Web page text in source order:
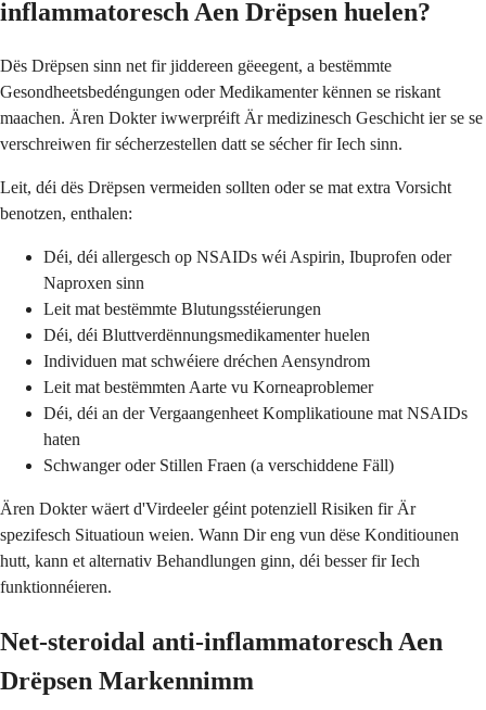
inflammatoresch Aen Drëpsen huelen?
Dës Drëpsen sinn net fir jiddereen gëeegent, a bestëmmte
Gesondheetsbedéngungen oder Medikamenter kënnen se riskant
maachen. Ären Dokter iwwerpréift Är medizinesch Geschicht ier se se
verschreiwen fir sécherzestellen datt se sécher fir Iech sinn.
Leit, déi dës Drëpsen vermeiden sollten oder se mat extra Vorsicht
benotzen, enthalen:
Déi, déi allergesch op NSAIDs wéi Aspirin, Ibuprofen oder
Naproxen sinn
Leit mat bestëmmte Blutungsstéierungen
Déi, déi Bluttverdënnungsmedikamenter huelen
Individuen mat schwéiere dréchen Aensyndrom
Leit mat bestëmmten Aarte vu Korneaproblemer
Déi, déi an der Vergaangenheet Komplikatioune mat NSAIDs
haten
Schwanger oder Stillen Fraen (a verschiddene Fäll)
Ären Dokter wäert d'Virdeeler géint potenziell Risiken fir Är
spezifesch Situatioun weien. Wann Dir eng vun dëse Konditiounen
hutt, kann et alternativ Behandlungen ginn, déi besser fir Iech
funktionnéieren.
Net-steroidal anti-inflammatoresch Aen
Drëpsen Markennimm